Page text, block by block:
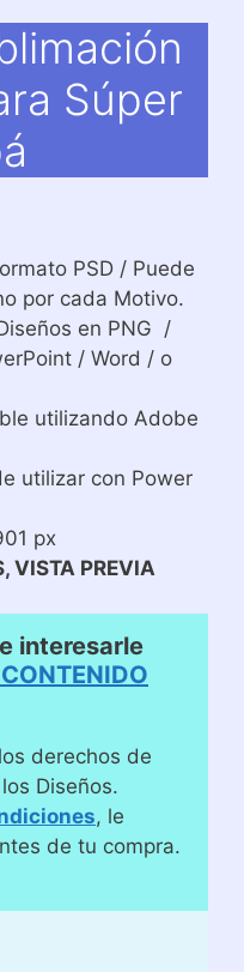
Súper
PSD / Puede
por cada Motivo.
en PNG /
/ Word / o
utilizando Adobe
utilizar con Power
px
VISTA PREVIA
interesarle
derechos de
Diseños.
, le
de tu compra.